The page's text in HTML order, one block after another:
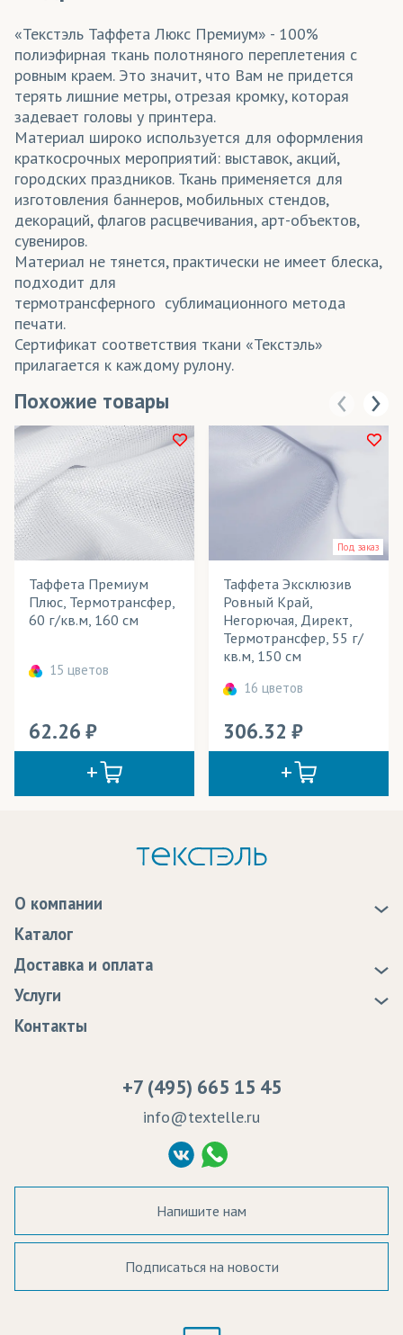
«Текстэль Таффета Люкс Премиум» - 100%
полиэфирная ткань полотняного переплетения с
ровным краем. Это значит, что Вам не придется
терять лишние метры, отрезая кромку, которая
задевает головы у принтера.
Материал широко используется для оформления
краткосрочных мероприятий: выставок, акций,
городских праздников. Ткань применяется для
изготовления баннеров, мобильных стендов,
декораций, флагов расцвечивания, арт-объектов,
сувениров.
Материал не тянется, практически не имеет блеска,
подходит для
термотрансферного сублимационного метода
печати.
Сертификат соответствия ткани «Текстэль»
прилагается к каждому рулону.
Похожие товары
Таффета Премиум
Плюс, Термотрансфер,
60 г/кв.м, 160 см
15 цветов
62.26
Под заказ
Таффета Эксклюзив
Ровный Край,
Негорючая, Директ,
Термотрансфер, 55 г/
кв.м, 150 см
16 цветов
306.32
О компании
Статьи
Программа лояльности
Сертификаты качества
Судебные решения
Политика Конфиденциальности
Согласие на обработку ПД
Каталог
Доставка и оплата
Доставка
Оплата
Услуги
Образцы
Контакты
+7 (495) 665 15 45
info@textelle.ru
Напишите нам
Подписаться на новости